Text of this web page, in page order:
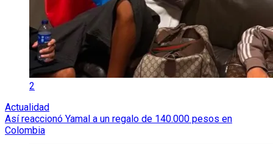
2
Actualidad
Así reaccionó Yamal a un regalo de 140.000 pesos en
Colombia